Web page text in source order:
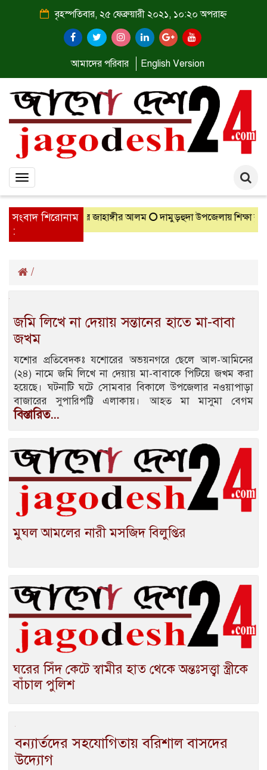
বৃহস্পতিবার, ২৫ ফেব্রুয়ারী ২০২১, ১০:২০ অপরাহ্ন
আমাদের পরিবার English Version
Toggle
navigation
সংবাদ শিরোনাম
:
অতিরিক্ত পুলিশ সুপার জাহাঙ্গীর আলম দামুড়হুদা উপজেলায় শিক্ষা বৃত্তি,
/
জমি লিখে না দেয়ায় সন্তানের হাতে মা-বাবা
জখম
যশোর প্রতিবেদকঃ যশোরের অভয়নগরে ছেলে আল-আমিনের
(২৪) নামে জমি লিখে না দেয়ায় মা-বাবাকে পিটিয়ে জখম করা
হয়েছে। ঘটনাটি ঘটে সোমবার বিকালে উপজেলার নওয়াপাড়া
বাজারের সুপারিপট্টি এলাকায়। আহত মা মাসুমা বেগম
বিস্তারিত...
মুঘল আমলের নারী মসজিদ বিলুপ্তির
ঘরের সিঁদ কেটে স্বামীর হাত থেকে অন্তঃসত্ত্বা স্ত্রীকে
বাঁচাল পুলিশ
বন্যার্তদের সহযোগিতায় বরিশাল বাসদের
উদ্যোগ